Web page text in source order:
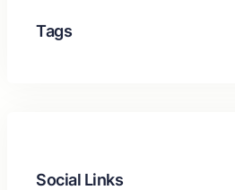
Tags
Social Links